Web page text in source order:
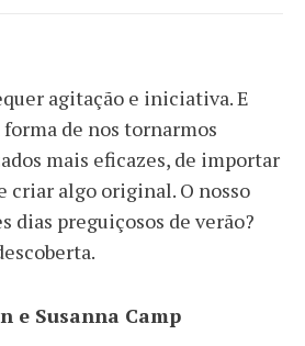
agitação e iniciativa. E
de nos tornarmos
mais eficazes, de importar
criar algo original. O nosso
dias preguiçosos de verão?
e Susanna Camp